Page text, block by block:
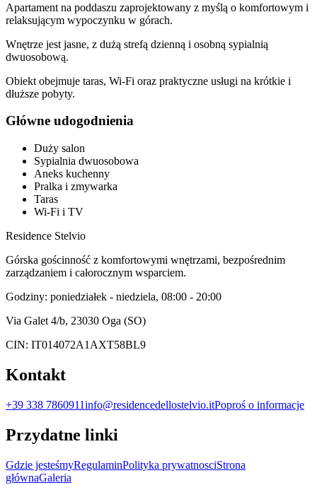
Apartament na poddaszu zaprojektowany z myślą o komfortowym i
relaksującym wypoczynku w górach.
Wnętrze jest jasne, z dużą strefą dzienną i osobną sypialnią
dwuosobową.
Obiekt obejmuje taras, Wi‑Fi oraz praktyczne usługi na krótkie i
dłuższe pobyty.
Główne udogodnienia
Duży salon
Sypialnia dwuosobowa
Aneks kuchenny
Pralka i zmywarka
Taras
Wi‑Fi i TV
Residence Stelvio
Górska gościnność z komfortowymi wnętrzami, bezpośrednim
zarządzaniem i całorocznym wsparciem.
Godziny: poniedziałek - niedziela, 08:00 - 20:00
Via Galet 4/b, 23030 Oga (SO)
CIN: IT014072A1AXT58BL9
Kontakt
+39 338 7860911info@residencedellostelvio.itPoproś o informacje
Przydatne linki
Gdzie jesteśmyRegulaminPolityka prywatnosciStrona
głównaGaleria